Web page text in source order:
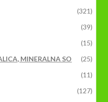
(321)
(39)
(15)
MINERALNA SO
(25)
(11)
(127)